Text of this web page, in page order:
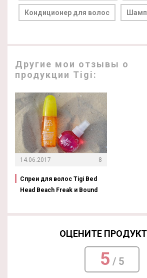
Кондиционер для волос
Другие мои отзывы о
продукции Tigi:
14.06.2017 8
Спреи для волос Tigi Bed
Head Beach Freak и Bound
ОЦЕНИТЕ
5 / 5